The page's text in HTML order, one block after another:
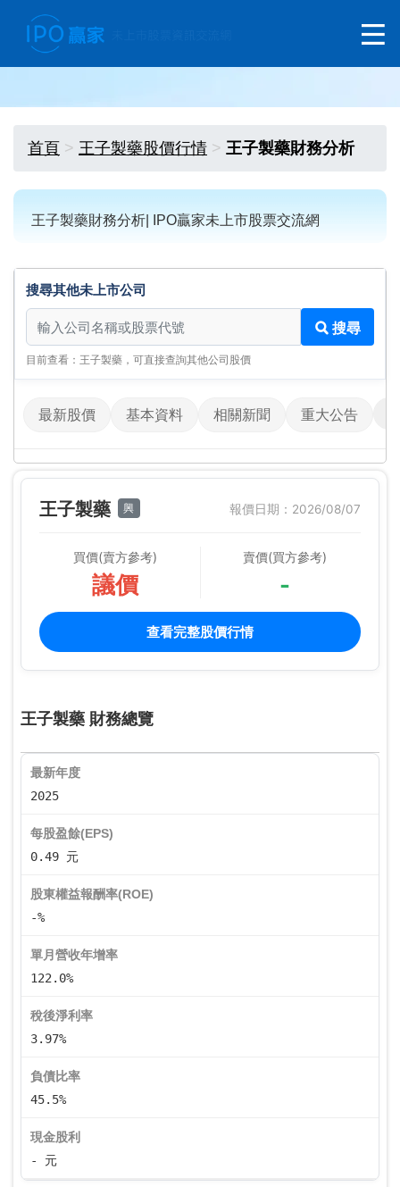
首頁 王子製藥股價行情 王子製藥財務分析
王子製藥財務分析| IPO贏家未上市股票交流網
搜尋其他未上市公司
搜尋其他未上市公司
搜尋
目前查看：王子製藥，可直接查詢其他公司股價
最新股價 基本資料 相關新聞 重大公告
王子製藥 興 報價日期：2026/08/07
買價(賣方參考)
議價
賣價(買方參考)
-
查看完整股價行情
王子製藥 財務總覽
最新年度
2025
每股盈餘(EPS)
0.49 元
股東權益報酬率(ROE)
-%
單月營收年增率
122.0%
稅後淨利率
3.97%
負債比率
45.5%
現金股利
- 元